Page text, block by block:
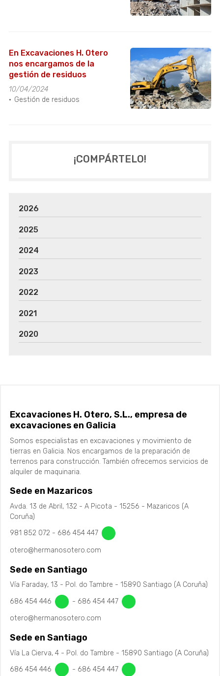
En Excavaciones H. Otero
nos encargamos de la
gestión de residuos
10/04/2024
Gestión de residuos
¡COMPÁRTELO!
2026
2025
2024
2023
2022
2021
2020
Excavaciones H. Otero, S.L., empresa de
excavaciones en Galicia
Somos especialistas en excavaciones y movimiento de
tierras en Galicia. Nos encargamos de la preparación de
terrenos para construcción. También ofrecemos servicios de
alquiler de maquinaria.
Sede en Mazaricos
Avda. 13 de Abril, 132 - A Picota - 15256 - Mazaricos (A
Coruña)
981 852 072 - 686 454 447
otero@hermanosotero.com
Sede en Santiago
Vía Faraday, 13 - Pol. do Tambre - 15890 Santiago (A Coruña)
686 454 446
- 686 454 447
otero@hermanosotero.com
Sede en Santiago
Vía La Cierva, 4 - Pol. do Tambre - 15890 Santiago (A Coruña)
686 454 446
- 686 454 447